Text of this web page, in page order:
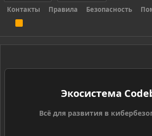
Контакты
Правила Безопасность
S
Экосистема
Всё для развития в